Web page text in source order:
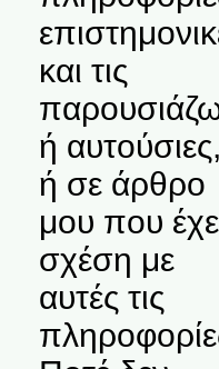
και τις
ή αυτούσιες,
ή σε άρθρο
μου που
σχέση με
αυτές τις